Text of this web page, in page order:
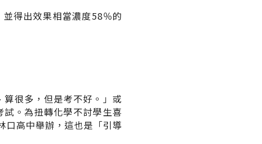
得出效果相當濃度58％的
很多，但是考不好。」或
。為扭轉化學不討學生喜
口高中舉辦，這也是「引導